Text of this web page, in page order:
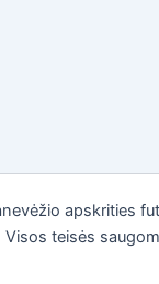
apskrities
Visos teisės